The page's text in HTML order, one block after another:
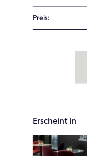
Preis:
Erscheint in